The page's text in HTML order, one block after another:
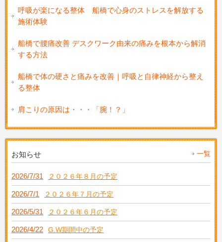
呼吸が楽になる整体 船橋で心身のストレスを解放する
施術体験
船橋で腰痛改善 デスクワーク由来の痛みを根本から解消
する方法
船橋で体の硬さと痛みを改善｜呼吸と自律神経から整え
る整体
肩こりの原因は・・・「腕！？」
お知らせ 一覧
2026/7/31 ２０２６年８月の予定
2026/7/1 ２０２６年７月の予定
2026/5/31 ２０２６年６月の予定
2026/4/22 G.W期間中の予定